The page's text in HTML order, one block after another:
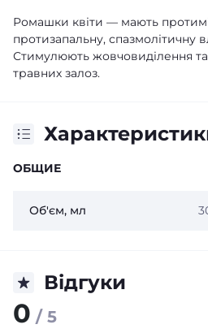
Ромашки квіти — мають
протизапальну, спазмолітичну
Стимулюють жовчовиділення та
травних залоз.
ОБЩИЕ
Об'єм, мл
Відгуки
0 / 5